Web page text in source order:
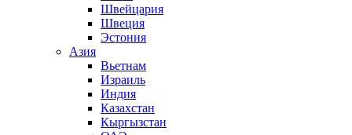
Швейцария
Швеция
Эстония
Азия
Вьетнам
Израиль
Индия
Казахстан
Кыргызстан